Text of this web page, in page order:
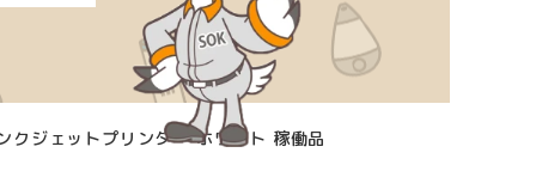
ジェットプリンター ホワイト 稼働品